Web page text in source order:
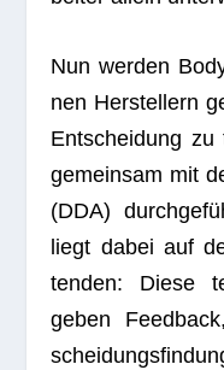
Nun wer­den
nen Her­stel­lern
Ent­schei­dung zu
gemein­sam mit
(DDA)
liegt dabei auf
ten­den: Diese
geben